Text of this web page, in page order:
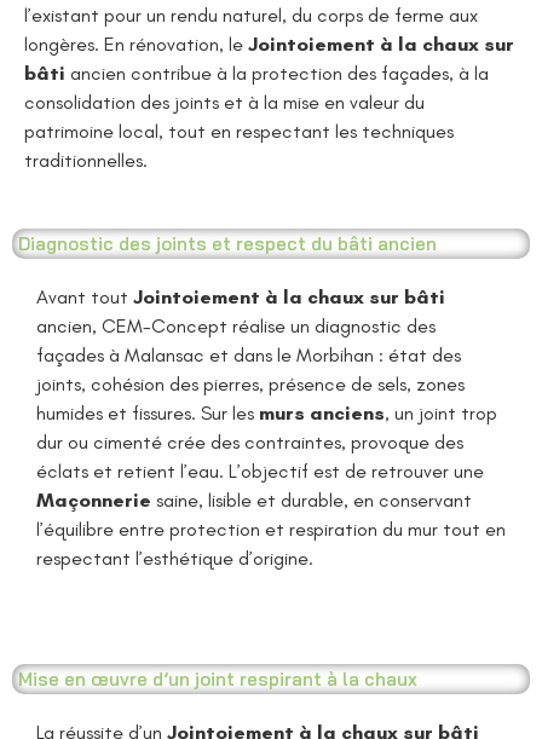
l’existant pour un rendu naturel, du corps de ferme aux
longères. En rénovation, le Jointoiement à la chaux sur
bâti ancien contribue à la protection des façades, à la
consolidation des joints et à la mise en valeur du
patrimoine local, tout en respectant les techniques
traditionnelles.
Diagnostic des joints et respect du bâti ancien
Avant tout Jointoiement à la chaux sur bâti
ancien, CEM-Concept réalise un diagnostic des
façades à Malansac et dans le Morbihan : état des
joints, cohésion des pierres, présence de sels, zones
humides et fissures. Sur les murs anciens, un joint trop
dur ou cimenté crée des contraintes, provoque des
éclats et retient l’eau. L’objectif est de retrouver une
Maçonnerie saine, lisible et durable, en conservant
l’équilibre entre protection et respiration du mur tout en
respectant l’esthétique d’origine.
Mise en œuvre d’un joint respirant à la chaux
La réussite d’un Jointoiement à la chaux sur bâti